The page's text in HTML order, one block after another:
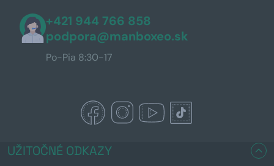
+421 944 766 858
podpora@manboxeo.sk
Po-Pia 8:30-17
UŽITOČNÉ ODKAZY